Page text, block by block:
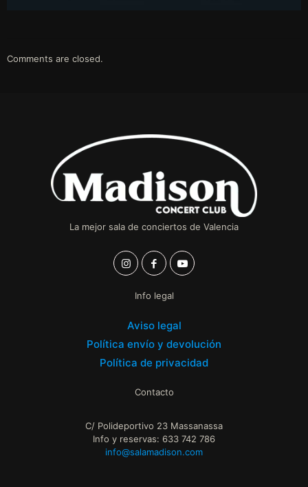
Comments are closed.
La mejor sala de conciertos de Valencia
Info legal
Aviso legal
Política envío y devolución
Política de privacidad
Contacto
C/ Polideportivo 23 Massanassa
Info y reservas: 633 742 786
info@salamadison.com